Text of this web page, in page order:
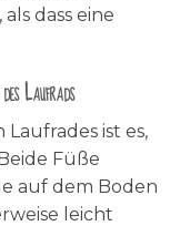
dass eine
Laufrads
ist es,
Füße
auf dem Boden
leicht